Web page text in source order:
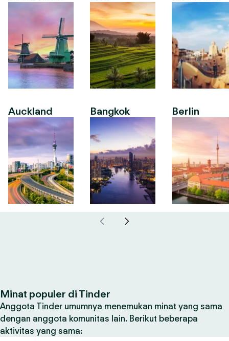
Auckland Bangkok Berlin
Minat populer di Tinder
Anggota Tinder umumnya menemukan minat yang sama
dengan anggota komunitas lain. Berikut beberapa
aktivitas yang sama: